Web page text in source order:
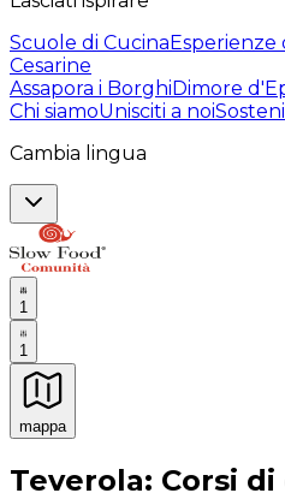
Scuole di Cucina
Cesarine
Assapora i BorghiDimore
Chi siamoUnisciti a noi
Cambia lingua
1
1
mappa
Esperienze culinarie
Teverola: Corsi di